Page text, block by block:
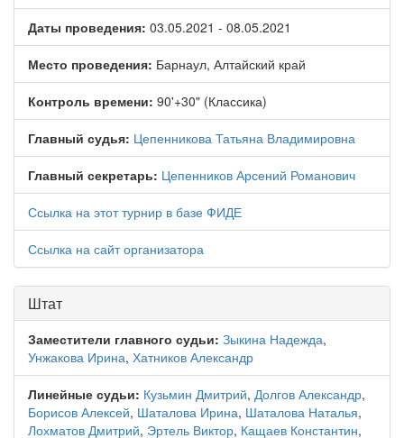
Даты проведения: 03.05.2021 - 08.05.2021
Место проведения: Барнаул, Алтайский край
Контроль времени: 90'+30" (Классика)
Главный судья: Цепенникова Татьяна Владимировна
Главный секретарь: Цепенников Арсений Романович
Ссылка на этот турнир в базе ФИДЕ
Ссылка на сайт организатора
Штат
Заместители главного судьи: Зыкина Надежда,
Унжакова Ирина, Хатников Александр
Линейные судьи: Кузьмин Дмитрий, Долгов Александр,
Борисов Алексей, Шаталова Ирина, Шаталова Наталья,
Лохматов Дмитрий, Эртель Виктор, Кащаев Константин,